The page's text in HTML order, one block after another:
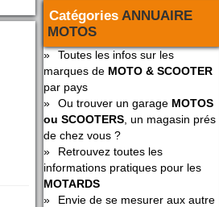
Catégories ANNUAIRE
MOTOS
»
Toutes les infos sur les
marques de MOTO & SCOOTER
par pays
»
Ou trouver un garage MOTOS
ou SCOOTERS , un magasin prés
de chez vous ?
»
Retrouvez toutes les
informations pratiques pour les
MOTARDS
»
Envie de se mesurer aux autre